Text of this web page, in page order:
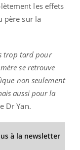
les effets
père sur la
trop tard pour
se retrouve
non seulement
aussi pour la
Dr Yan.
à la newsletter